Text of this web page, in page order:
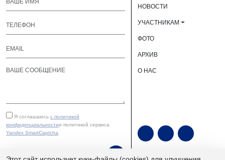
Я соглашаюсь с политикой
конфиденциальностии политикой сервиса
Yandex SmartCaptcha.
НОВОСТИ
УЧАСТНИКАМ
ФОТО
АРХИВ
О НАС